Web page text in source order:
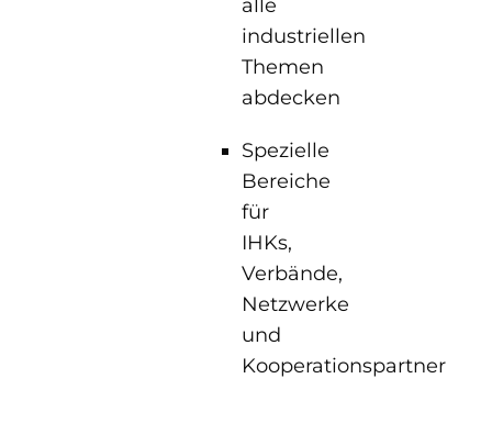
alle
industriellen
Themen
abdecken
Spezielle
Bereiche
für
IHKs,
Verbände,
Netzwerke
und
Kooperationspartner